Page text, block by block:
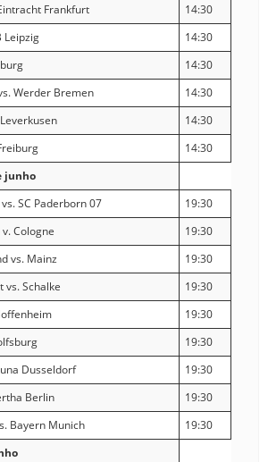
Frankfurt
14:30
Leipzig
14:30
14:30
Werder Bremen
14:30
14:30
14:30
junho
SC Paderborn 07
19:30
Cologne
19:30
vs. Mainz
19:30
vs. Schalke
19:30
19:30
19:30
Dusseldorf
19:30
Berlin
19:30
Bayern Munich
19:30